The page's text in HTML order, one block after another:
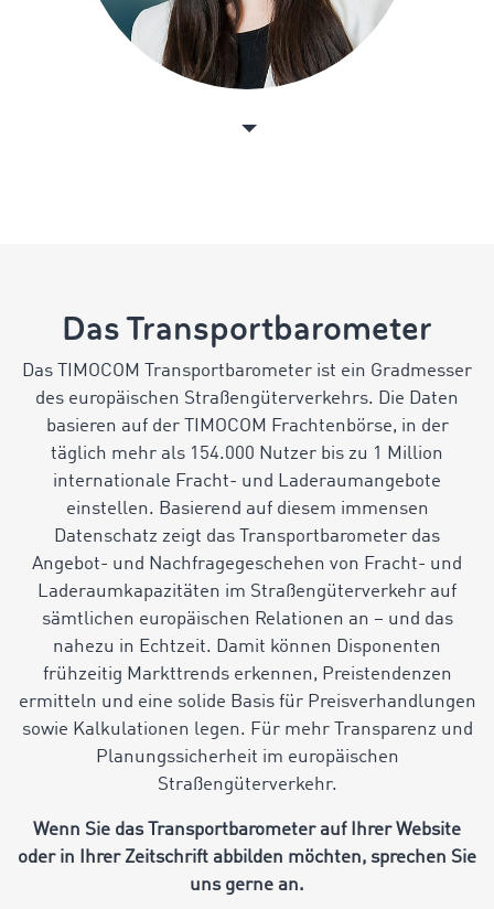
Das Transportbarometer
Das TIMOCOM Transportbarometer ist ein Gradmesser
des europäischen Straßengüterverkehrs. Die Daten
basieren auf der TIMOCOM Frachtenbörse, in der
täglich mehr als 154.000 Nutzer bis zu 1 Million
internationale Fracht- und Laderaumangebote
einstellen. Basierend auf diesem immensen
Datenschatz zeigt das Transportbarometer das
Angebot- und Nachfragegeschehen von Fracht- und
Laderaumkapazitäten im Straßengüterverkehr auf
sämtlichen europäischen Relationen an – und das
nahezu in Echtzeit. Damit können Disponenten
frühzeitig Markttrends erkennen, Preistendenzen
ermitteln und eine solide Basis für Preisverhandlungen
sowie Kalkulationen legen. Für mehr Transparenz und
Planungssicherheit im europäischen
Straßengüterverkehr.
Wenn Sie das Transportbarometer auf Ihrer Website
oder in Ihrer Zeitschrift abbilden möchten, sprechen Sie
uns gerne an.